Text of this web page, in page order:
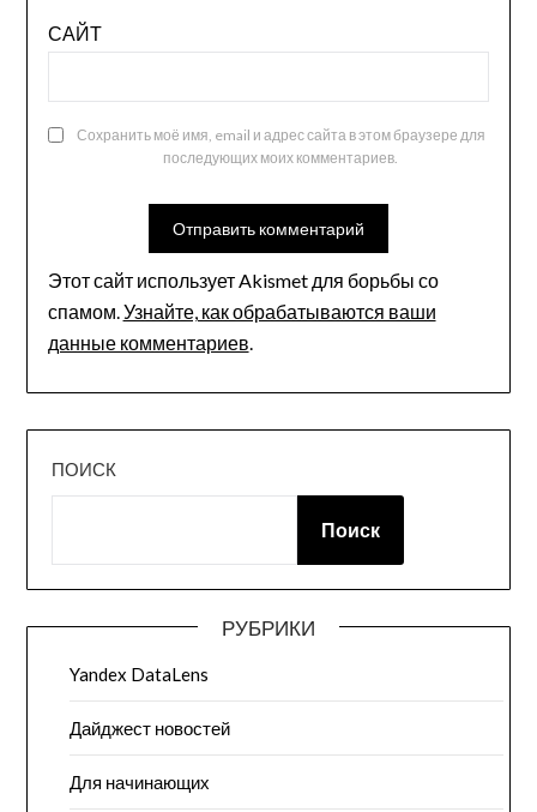
САЙТ
Сохранить моё имя, email и адрес сайта в этом браузере для
последующих моих комментариев.
Этот сайт использует Akismet для борьбы со
спамом.Узнайте, как обрабатываются ваши
данные комментариев.
ПОИСК
Поиск
РУБРИКИ
Yandex DataLens
Дайджест новостей
Для начинающих